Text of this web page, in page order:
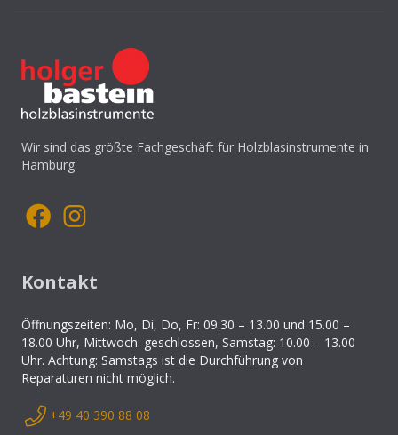
Wir sind das größte Fachgeschäft für Holzblasinstrumente in
Hamburg.
Kontakt
Öffnungszeiten: Mo, Di, Do, Fr: 09.30 – 13.00 und 15.00 –
18.00 Uhr, Mittwoch: geschlossen, Samstag: 10.00 – 13.00
Uhr. Achtung: Samstags ist die Durchführung von
Reparaturen nicht möglich.
+49 40 390 88 08